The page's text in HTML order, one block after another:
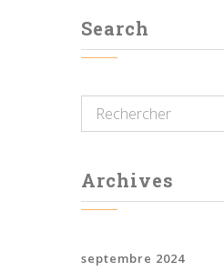
Search
Archives
septembre 2024